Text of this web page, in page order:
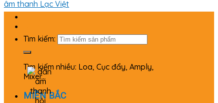
Tìm kiếm:
Tìm kiếm nhiều: Loa, Cục đẩy, Amply,
Mixer...
MIỀN BẮC